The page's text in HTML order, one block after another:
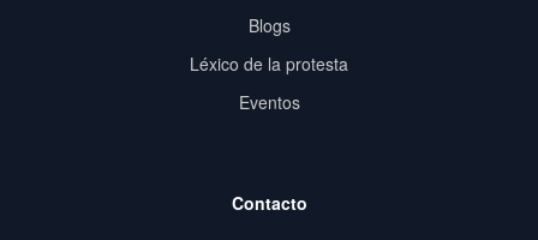
Blogs
Léxico de la protesta
Eventos
Contacto